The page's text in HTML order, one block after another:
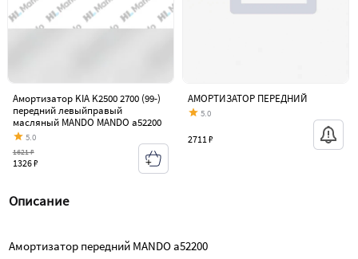
Амортизатор KIA K2500 2700 (99-)
передний левыйправый
масляный MANDO MANDO a52200
5.0
1326 ₽
1621 ₽
АМОРТИЗАТОР ПЕРЕДНИЙ
5.0
2711 ₽
Описание
Амортизатор передний MANDO a52200